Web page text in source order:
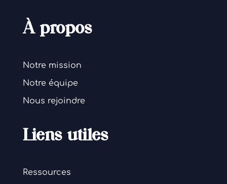
À propos
Notre mission
Notre équipe
Nous rejoindre
Liens utiles
Ressources